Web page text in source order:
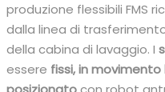
produzione flessibili FMS
dalla linea di
della cabina di lavaggio. I
essere fissi, in